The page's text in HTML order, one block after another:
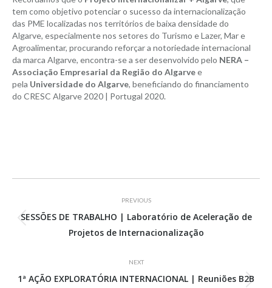
tem como objetivo potenciar o sucesso da internacionalização
das PME localizadas nos territórios de baixa densidade do
Algarve, especialmente nos setores do Turismo e Lazer, Mar e
Agroalimentar, procurando reforçar a notoriedade internacional
da marca Algarve, encontra-se a ser desenvolvido pelo NERA –
Associação Empresarial da Região do Algarvee
pela Universidade do Algarve, beneficiando do financiamento
do CRESC Algarve 2020 | Portugal 2020.
navigation
PREVIOUS
Previous
project:
SESSÕES DE TRABALHO | Laboratório de Aceleração de
Projetos de Internacionalização
NEXT
Next
1ª AÇÃO EXPLORATÓRIA INTERNACIONAL | Reuniões B2B